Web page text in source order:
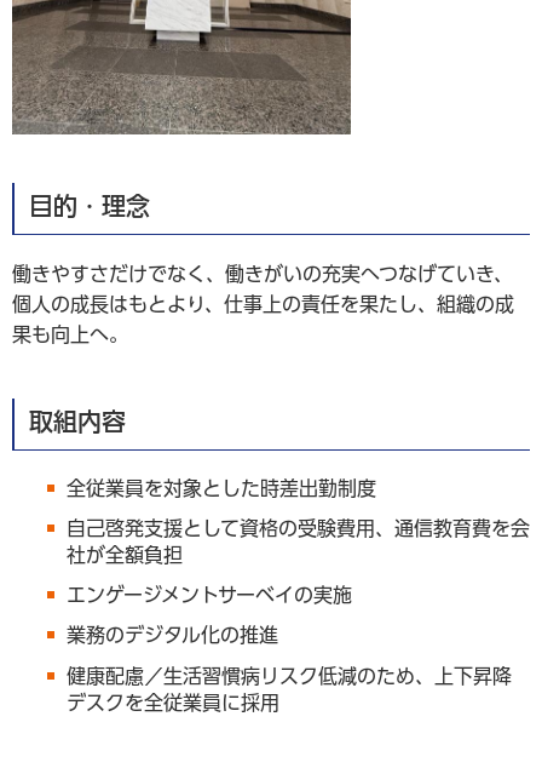
目的・理念
働きやすさだけでなく、働きがいの充実へつなげていき、
個人の成長はもとより、仕事上の責任を果たし、組織の成
果も向上へ。
取組内容​​
全従業員を対象とした時差出勤制度
自己啓発支援として資格の受験費用、通信教育費を会
社が全額負担
エンゲージメントサーベイの実施
業務のデジタル化の推進
健康配慮／生活習慣病リスク低減のため、上下昇降
デスクを全従業員に採用